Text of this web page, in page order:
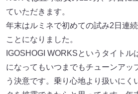
ていただきます。
年末はルミネで初めての試み2日連
ことになりました。
IGOSHOGI WORKSというタイトル
になってもいつまでもチューンアッ
う決意です。乗り心地より扱いにく